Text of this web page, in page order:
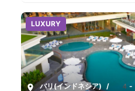
LUXURY
バリ(インドネシア) / 4-8